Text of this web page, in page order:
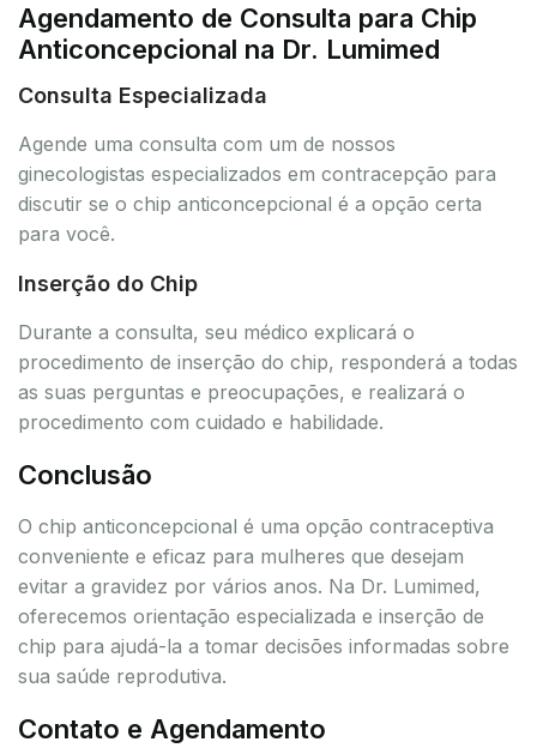
Agendamento de Consulta para Chip
Anticoncepcional na Dr. Lumimed
Consulta Especializada
Agende uma consulta com um de nossos
ginecologistas especializados em contracepção para
discutir se o chip anticoncepcional é a opção certa
para você.
Inserção do Chip
Durante a consulta, seu médico explicará o
procedimento de inserção do chip, responderá a todas
as suas perguntas e preocupações, e realizará o
procedimento com cuidado e habilidade.
Conclusão
O chip anticoncepcional é uma opção contraceptiva
conveniente e eficaz para mulheres que desejam
evitar a gravidez por vários anos. Na Dr. Lumimed,
oferecemos orientação especializada e inserção de
chip para ajudá-la a tomar decisões informadas sobre
sua saúde reprodutiva.
Contato e Agendamento